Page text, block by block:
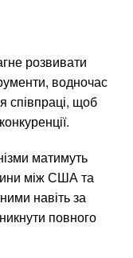
розвивати
водночас
співпраці, щоб
матимуть
між США та
навіть за
повного